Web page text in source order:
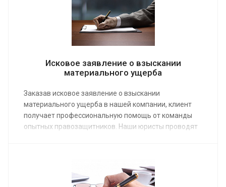
Исковое заявление о взыскании
материального ущерба
Заказав исковое заявление о взыскании
материального ущерба в нашей компании, клиент
получает профессиональную помощь от команды
опытных правозащитников. Наши юристы проводят
средней стоимости от 4 000 руб.